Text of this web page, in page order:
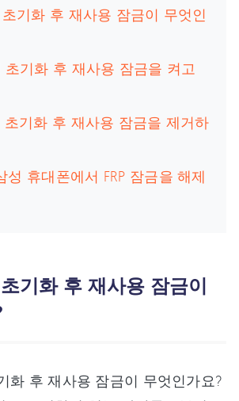
초기화 후 재사용 잠금이 무엇인
초기화 후 재사용 잠금을 켜고
초기화 후 재사용 잠금을 제거하
성 휴대폰에서 FRP 잠금을 해제
기화 후 재사용 잠금이
화 후 재사용 잠금이 무엇인가요?